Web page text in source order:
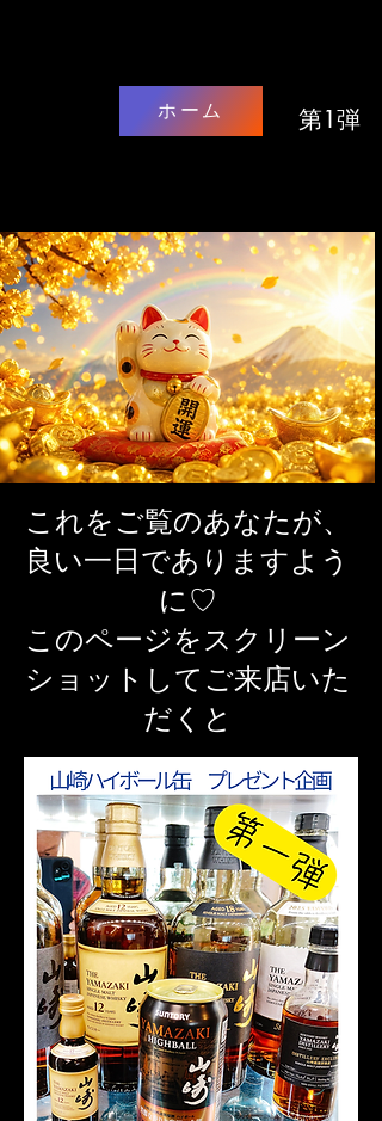
ホーム 第1弾
これをご覧のあなたが、
良い一日でありますよう
に♡
​このページをスクリーン
ショットしてご来店いた
だくと